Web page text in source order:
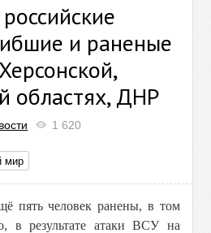
и раненые
областях, ДНР
1 620
мир
пять человек ранены, в том
в результате атаки ВСУ на